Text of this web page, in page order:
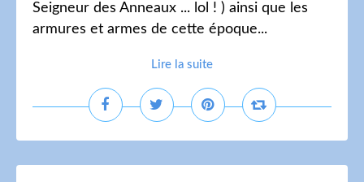
Seigneur des Anneaux ... lol ! ) ainsi que les
armures et armes de cette époque...
Lire la suite